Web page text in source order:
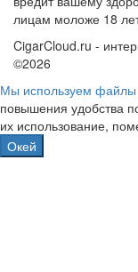
лицам моложе 18
CigarCloud.ru -
©2026
Мы используем файлы
повышения удобства
их использование,
Окей